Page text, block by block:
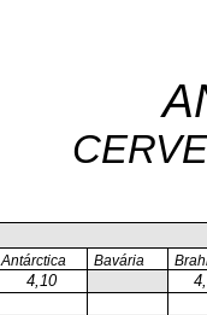
Antárctica Bavária
4,10